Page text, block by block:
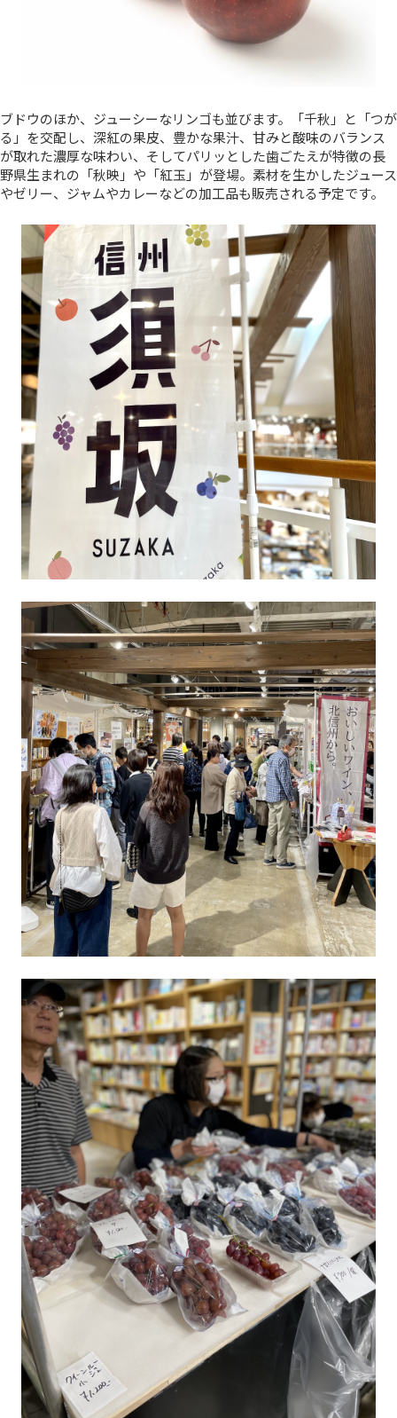
ブドウのほか、ジューシーなリンゴも並びます。「千秋」と「つが
る」を交配し、深紅の果皮、豊かな果汁、甘みと酸味のバランス
が取れた濃厚な味わい、そしてパリッとした歯ごたえが特徴の長
野県生まれの「秋映」や「紅玉」が登場。素材を生かしたジュース
やゼリー、ジャムやカレーなどの加工品も販売される予定です。